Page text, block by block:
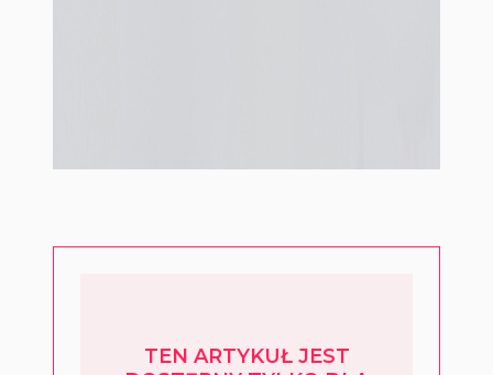
TEN ARTYKUŁ JEST